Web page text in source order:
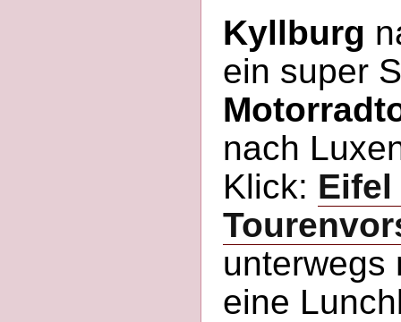
Kyllburg
ein super
nach
Klick: Eifel
unterwegs
eine